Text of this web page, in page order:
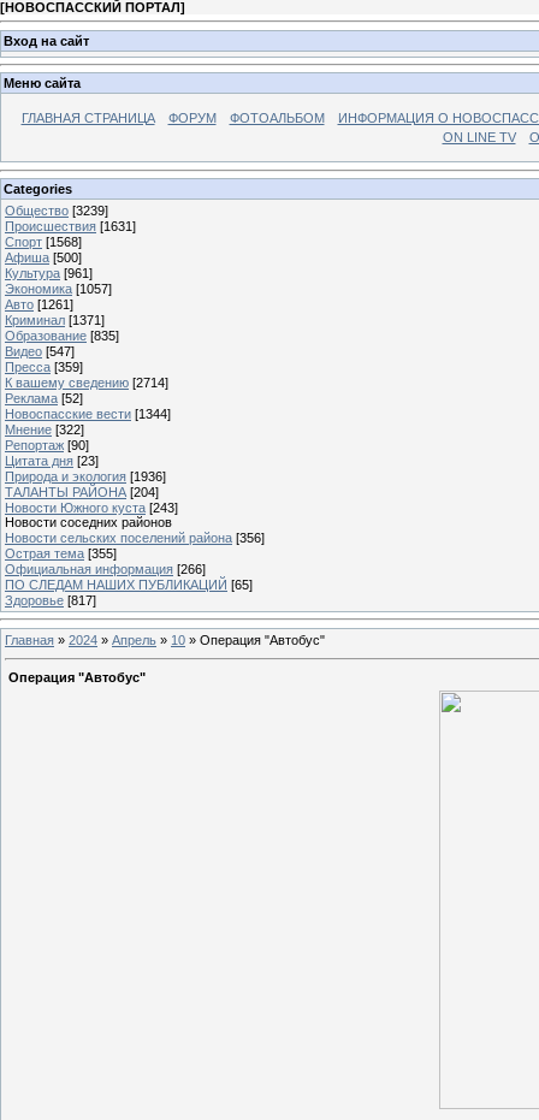
[НОВОСПАССКИЙ ПОРТАЛ]
Вход на сайт
Меню сайта
ГЛАВНАЯ СТРАНИЦА ФОРУМ ФОТОАЛЬБОМ
ИНФОРМАЦИЯ О
ON LINE TV
Categories
Общество [3239]
Происшествия [1631]
Спорт [1568]
Афиша [500]
Культура [961]
Экономика [1057]
Авто [1261]
Криминал [1371]
Образование [835]
Видео [547]
Пресса [359]
К вашему сведению [2714]
Реклама [52]
Новоспасские вести [1344]
Мнение [322]
Репортаж [90]
Цитата дня [23]
Природа и экология [1936]
ТАЛАНТЫ РАЙОНА [204]
Новости Южного куста [243]
Новости соседних районов
Новости сельских поселений района [356]
Острая тема [355]
Официальная информация [266]
ПО СЛЕДАМ НАШИХ ПУБЛИКАЦИЙ [65]
Здоровье [817]
Главная » 2024 » Апрель » 10 » Операция "Автобус"
Операция "Автобус"